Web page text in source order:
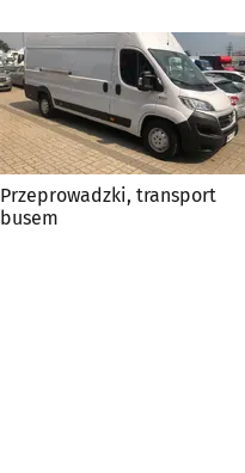
Przeprowadzki, transport
busem